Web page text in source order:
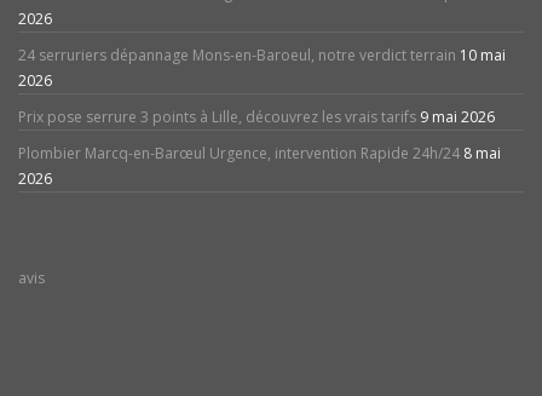
2026
24 serruriers dépannage Mons-en-Baroeul, notre verdict terrain 10 mai
2026
Prix pose serrure 3 points à Lille, découvrez les vrais tarifs 9 mai 2026
Plombier Marcq-en-Barœul Urgence, intervention Rapide 24h/24 8 mai
2026
avis